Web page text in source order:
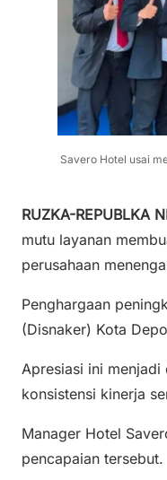
Savero Hotel usai
RUZKA-REPUBLKA
mutu layanan
perusahaan
Penghargaan
(Disnaker) Kota
Apresiasi ini menjadi
konsistensi kinerja
Manager Hotel
pencapaian tersebut.